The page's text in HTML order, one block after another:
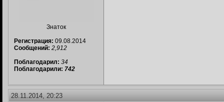
Знаток
Регистрация: 09.08.2014
Сообщений: 2,912
Поблагодарил: 34
Поблагодарили: 742
28.11.2014, 20:23